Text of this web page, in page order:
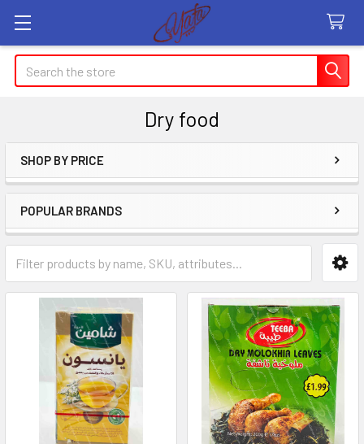
Search
Dry food
Sidebar
SHOP BY PRICE
POPULAR BRANDS